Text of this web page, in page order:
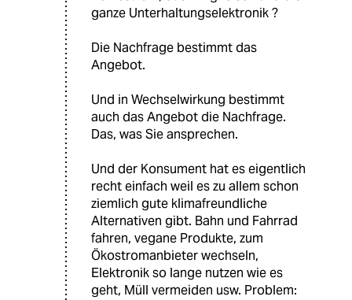
ganze Unterhaltungselektronik ?
Die Nachfrage bestimmt das
Angebot.
Und in Wechselwirkung bestimmt
auch das Angebot die Nachfrage.
Das, was Sie ansprechen.
Und der Konsument hat es eigentlich
recht einfach weil es zu allem schon
ziemlich gute klimafreundliche
Alternativen gibt. Bahn und Fahrrad
fahren, vegane Produkte, zum
Ökostromanbieter wechseln,
Elektronik so lange nutzen wie es
geht, Müll vermeiden usw. Problem: